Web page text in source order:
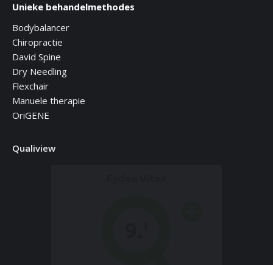
Unieke behandelmethodes
Bodybalancer
Chiropractie
David Spine
Dry Needling
Flexchair
Manuele therapie
OriGENE
Qualiview